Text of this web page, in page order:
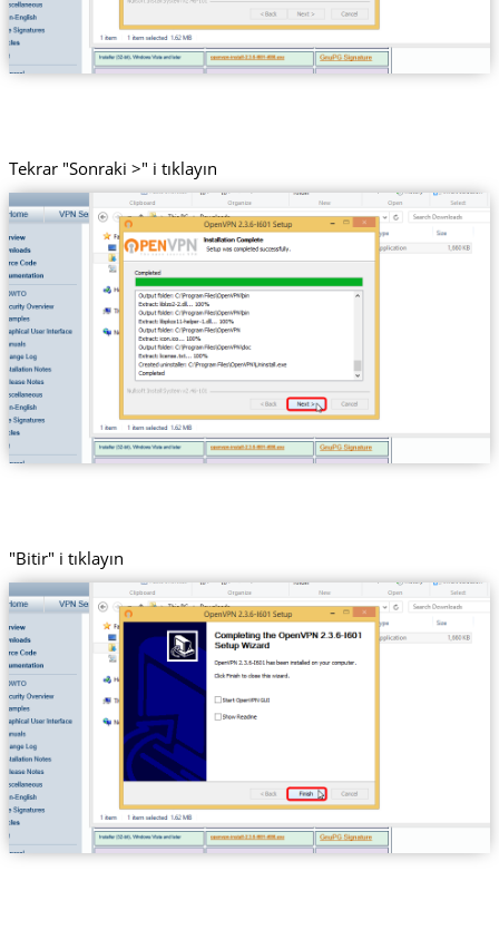
Tekrar "Sonraki >" i tıklayın
"Bitir" i tıklayın